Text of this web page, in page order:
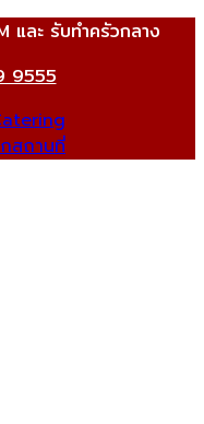
และ รับทำครัวกลาง
9555
สถานที่